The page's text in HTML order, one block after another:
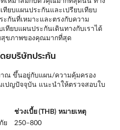
ทียบแผนประกันและเปรียบเทียบ
ะกันที่เหมาะและตรงกับความ
ทียบแผนประกันเดินทางกับเราได้
สุขภาพของคุณมากที่สุด
ดยบริษัทประกัน
ณ ขึ้นอยู่กับแผน/ความคุ้มครอง
ปญปัจจุบัน แนะนำให้ตรวจสอบใบ
ช่วงเบี้ย (THB) หมายเหตุ
ย
250–800